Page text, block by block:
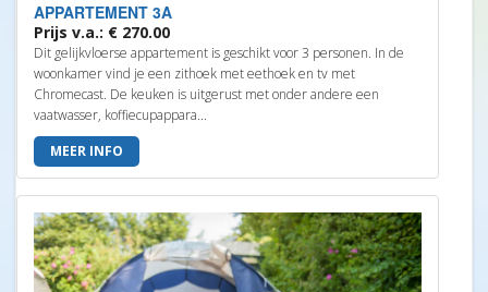
APPARTEMENT 3A
Prijs v.a.: € 270.00
Dit gelijkvloerse appartement is geschikt voor 3 personen. In de
woonkamer vind je een zithoek met eethoek en tv met
Chromecast. De keuken is uitgerust met onder andere een
vaatwasser, koffiecupappara...
MEER INFO